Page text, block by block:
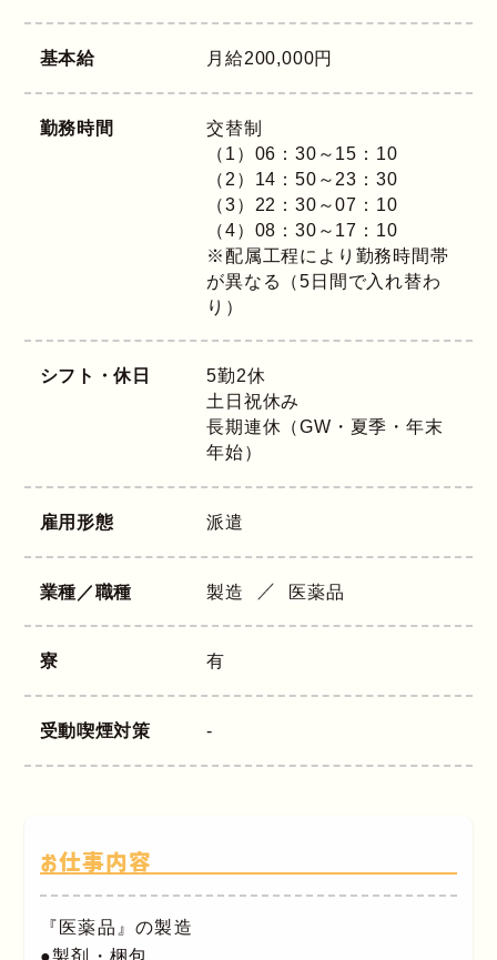
基本給 月給200,000円
勤務時間
交替制
（1）06：30～15：10
（2）14：50～23：30
（3）22：30～07：10
（4）08：30～17：10
※配属工程により勤務時間帯
が異なる（5日間で入れ替わ
り）
シフト・休日
5勤2休
土日祝休み
長期連休（GW・夏季・年末
年始）
雇用形態 派遣
業種／職種 製造 医薬品
寮 有
受動喫煙対策 -
お仕事内容
『医薬品』の製造